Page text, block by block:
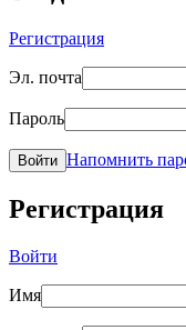
Регистрация
Эл. почта
Пароль
Войти Напомнить
Регистрация
Войти
Имя